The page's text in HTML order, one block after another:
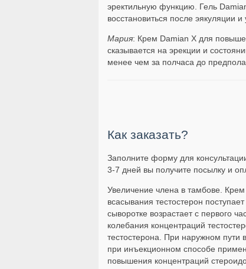
эректильную функцию. Гель
восстановиться после эякуляции
Мария: Крем Damian X для
сказывается на эрекции и
менее чем за полчаса до
Как заказать?
Заполните форму для
3-7 дней вы получите посылку и
Увеличение члена в тамбове.
всасывания тестостерон
сыворотке возрастает с первого
колебания концентраций
тестостерона. При наружном пути
при инъекционном способе
повышения концентраций